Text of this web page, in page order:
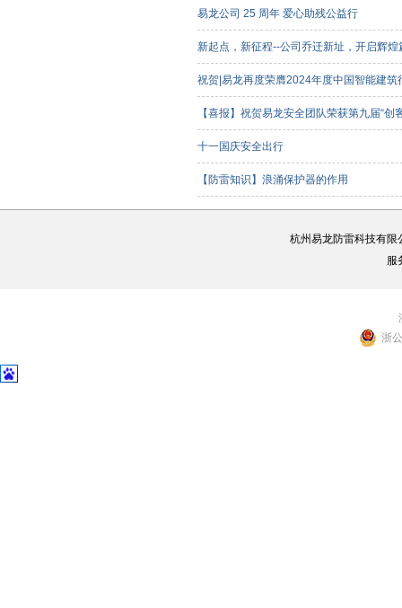
易龙公司 25 周年 爱心助残公益行
新起点，新征程--公司乔迁新址，开启辉
祝贺|易龙再度荣膺2024年度中国智能建
【喜报】祝贺易龙安全团队荣获第九届“
十一国庆安全出行
【防雷知识】浪涌保护器的作用
杭州易龙防雷科技有限
服
浙